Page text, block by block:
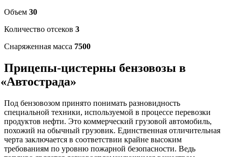
Объем 30
Количество отсеков 3
Снаряженная масса 7500
Прицепы-цистерны бензовозы в
«Автострада»
Под бензовозом принято понимать разновидность
специальной техники, используемой в процессе перевозки
продуктов нефти. Это коммерческий грузовой автомобиль,
похожий на обычный грузовик. Единственная отличительная
черта заключается в соответствии крайне высоким
требованиям по уровню пожарной безопасности. Ведь